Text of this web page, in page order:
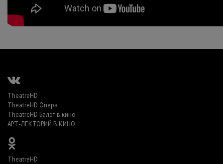
TheatreHD
TheatreHD Опера
TheatreHD Балет в кино
АРТ-ЛЕКТОРИЙ В КИНО
TheatreHD